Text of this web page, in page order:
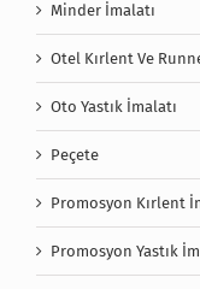
Minder İmalatı
Otel Kırlent Ve
Oto Yastık İmalatı
Peçete
Promosyon Kırlent
Promosyon Yastık